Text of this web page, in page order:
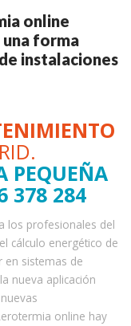
online
forma
instalaciones
PEQUEÑA
378 284
los profesionales del
cálculo energético de
en sistemas de
nueva aplicación
online hay